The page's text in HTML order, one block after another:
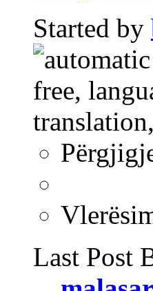
Started by
Last Post